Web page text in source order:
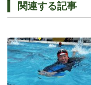
関連する記事